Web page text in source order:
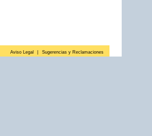
Aviso Legal Sugerencias y Reclamaciones